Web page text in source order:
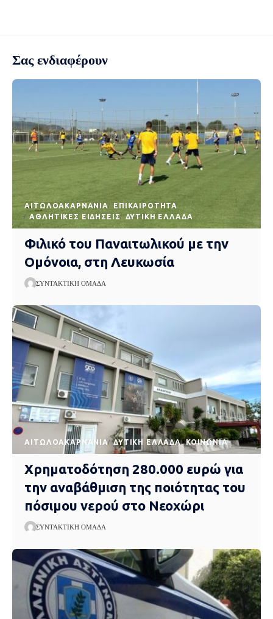
Σας ενδιαφέρουν
AΙΤΩΛΟΑΚΑΡΝΑΝΊΑ
EΠΙΚΑΙΡΌΤΗΤΑ
ΑΘΛΗΤΙΚΈΣ ΕΙΔΉΣΕΙΣ
ΔΥΤΙΚΉ ΕΛΛΆΔΑ
Φιλικό του Παναιτωλικού με την
Ομόνοια, στη Λευκωσία
ΣΥΝΤΑΚΤΙΚΉ ΟΜΆΔΑ
AΙΤΩΛΟΑΚΑΡΝΑΝΊΑ ΔΥΤΙΚΉ ΕΛΛΆΔΑ ΚΟΙΝΩΝΊΑ
Χρηματοδότηση 280.000 ευρώ για
την αναβάθμιση της ποιότητας του
πόσιμου νερού στο Νεοχώρι
ΣΥΝΤΑΚΤΙΚΉ ΟΜΆΔΑ